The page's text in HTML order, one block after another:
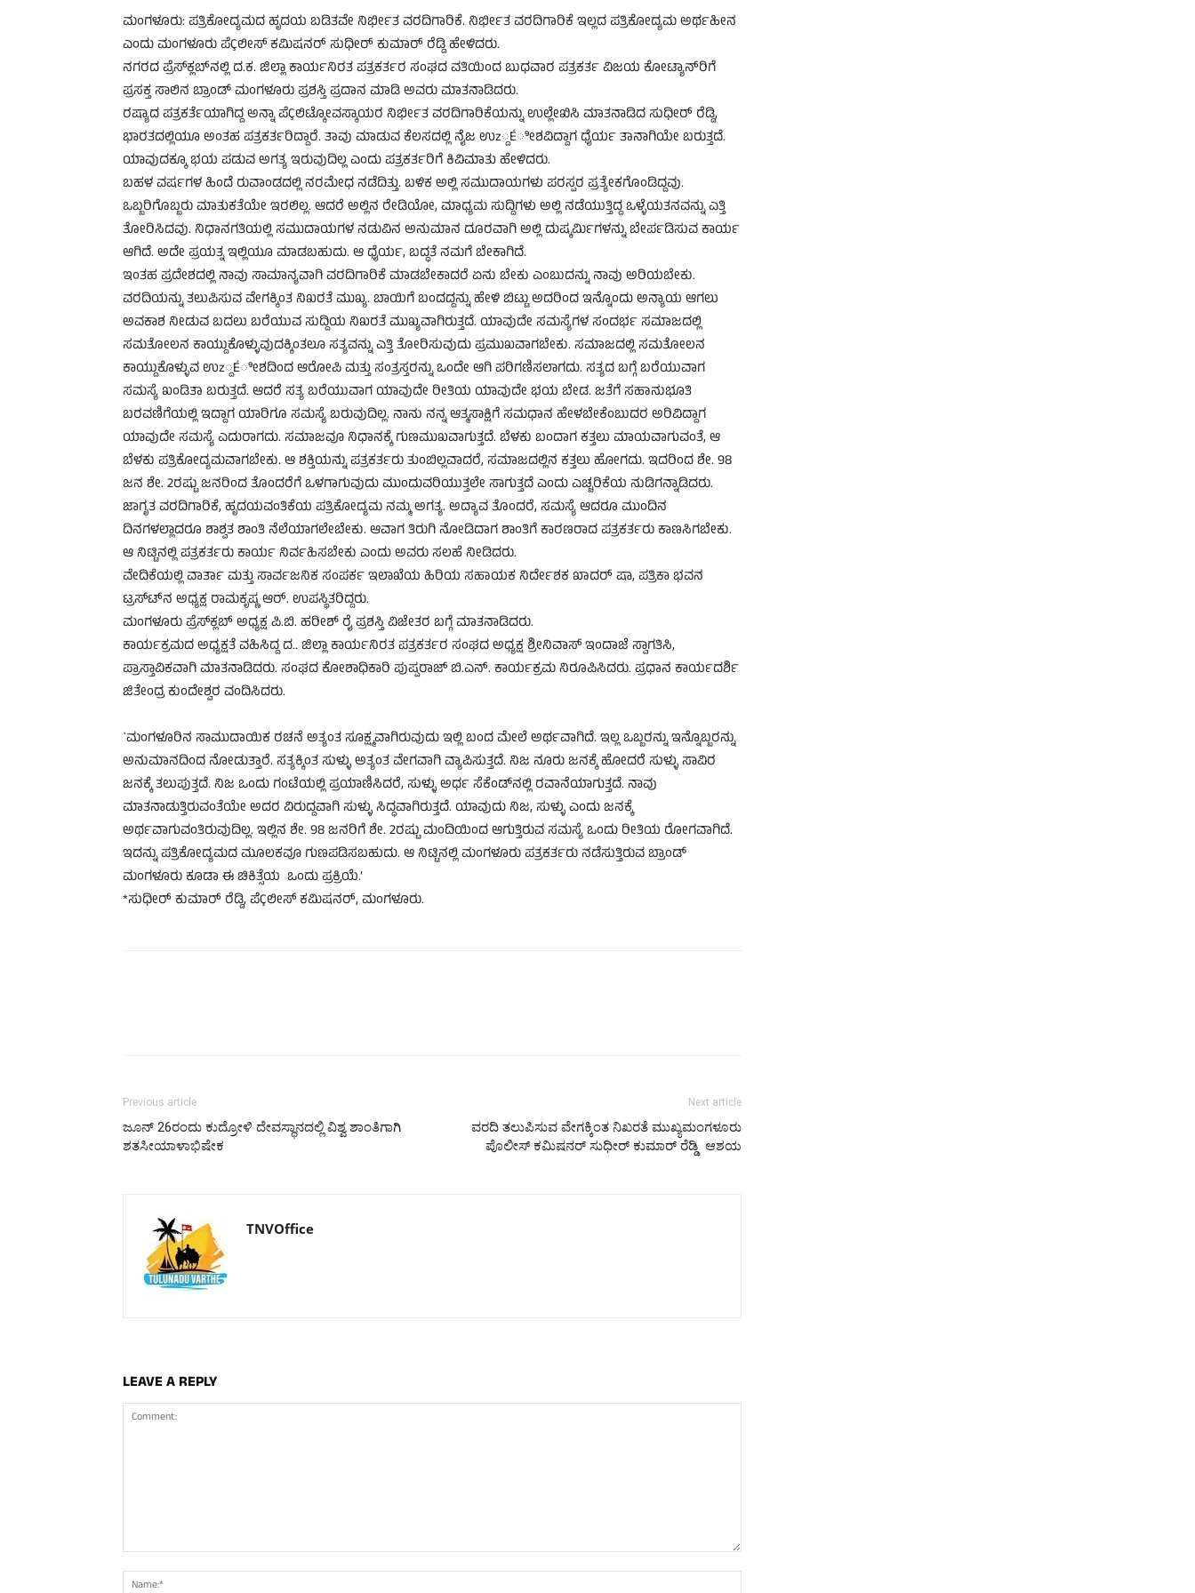
ಮಂಗಳೂರು: ಪತ್ರಿಕೋದ್ಯಮದ ಹೃದಯ ಬಡಿತವೇ ನಿರ್ಭೀತ ವರದಿಗಾರಿಕೆ. ನಿರ್ಭೀತ ವರದಿಗಾರಿಕೆ ಇಲ್ಲದ ಪತ್ರಿಕೋದ್ಯಮ ಅರ್ಥಹೀನ
ಎಂದು ಮಂಗಳೂರು ಪೆÇಲೀಸ್ ಕಮಿಷನರ್ ಸುಧೀರ್ ಕುಮಾರ್ ರೆಡ್ಡಿ ಹೇಳಿದರು.
ನಗರದ ಪ್ರೆಸ್‍ಕ್ಲಬ್‍ನಲ್ಲಿ ದ.ಕ. ಜಿಲ್ಲಾ ಕಾರ್ಯನಿರತ ಪತ್ರಕರ್ತರ ಸಂಘದ ವತಿಯಿಂದ ಬುಧವಾರ ಪತ್ರಕರ್ತ ವಿಜಯ ಕೋಟ್ಯಾನ್‍ರಿಗೆ
ಪ್ರಸಕ್ತ ಸಾಲಿನ ಬ್ರಾಂಡ್ ಮಂಗಳೂರು ಪ್ರಶಸ್ತಿ ಪ್ರದಾನ ಮಾಡಿ ಅವರು ಮಾತನಾಡಿದರು.
ರಷ್ಯಾದ ಪತ್ರಕರ್ತೆಯಾಗಿದ್ದ ಅನ್ನಾ ಪೆÇಲಿಟ್ಕೋವಸ್ಕಾಯರ ನಿರ್ಭೀತ ವರದಿಗಾರಿಕೆಯನ್ನು ಉಲ್ಲೇಖಿಸಿ ಮಾತನಾಡಿದ ಸುಧೀರ್ ರೆಡ್ಡಿ,
ಭಾರತದಲ್ಲಿಯೂ ಅಂತಹ ಪತ್ರಕರ್ತರಿದ್ದಾರೆ. ತಾವು ಮಾಡುವ ಕೆಲಸದಲ್ಲಿ ನೈಜ ಉz್ದÉೀಶವಿದ್ದಾಗ ಧೈರ್ಯ ತಾನಾಗಿಯೇ ಬರುತ್ತದೆ.
ಯಾವುದಕ್ಕೂ ಭಯ ಪಡುವ ಅಗತ್ಯ ಇರುವುದಿಲ್ಲ ಎಂದು ಪತ್ರಕರ್ತರಿಗೆ ಕಿವಿಮಾತು ಹೇಳಿದರು.
ಬಹಳ ವರ್ಷಗಳ ಹಿಂದೆ ರುವಾಂಡದಲ್ಲಿ ನರಮೇಧ ನಡೆದಿತ್ತು. ಬಳಿಕ ಅಲ್ಲಿ ಸಮುದಾಯಗಳು ಪರಸ್ಪರ ಪ್ರತ್ಯೇಕಗೊಂಡಿದ್ದವು.
ಒಬ್ಬರಿಗೊಬ್ಬರು ಮಾತುಕತೆಯೇ ಇರಲಿಲ್ಲ. ಆದರೆ ಅಲ್ಲಿನ ರೇಡಿಯೋ, ಮಾಧ್ಯಮ ಸುದ್ದಿಗಳು ಅಲ್ಲಿ ನಡೆಯುತ್ತಿದ್ದ ಒಳ್ಳೆಯತನವನ್ನು ಎತ್ತಿ
ತೋರಿಸಿದವು. ನಿಧಾನಗತಿಯಲ್ಲಿ ಸಮುದಾಯಗಳ ನಡುವಿನ ಅನುಮಾನ ದೂರವಾಗಿ ಅಲ್ಲಿ ದುಷ್ಕರ್ಮಿಗಳನ್ನು ಬೇರ್ಪಡಿಸುವ ಕಾರ್ಯ
ಆಗಿದೆ. ಅದೇ ಪ್ರಯತ್ನ ಇಲ್ಲಿಯೂ ಮಾಡಬಹುದು. ಆ ಧೈರ್ಯ, ಬದ್ಧತೆ ನಮಗೆ ಬೇಕಾಗಿದೆ.
ಇಂತಹ ಪ್ರದೇಶದಲ್ಲಿ ನಾವು ಸಾಮಾನ್ಯವಾಗಿ ವರದಿಗಾರಿಕೆ ಮಾಡಬೇಕಾದರೆ ಏನು ಬೇಕು ಎಂಬುದನ್ನು ನಾವು ಅರಿಯಬೇಕು.
ವರದಿಯನ್ನು ತಲುಪಿಸುವ ವೇಗಕ್ಕಿಂತ ನಿಖರತೆ ಮುಖ್ಯ. ಬಾಯಿಗೆ ಬಂದದ್ದನ್ನು ಹೇಳಿ ಬಿಟ್ಟು ಅದರಿಂದ ಇನ್ನೊಂದು ಅನ್ಯಾಯ ಆಗಲು
ಅವಕಾಶ ನೀಡುವ ಬದಲು ಬರೆಯುವ ಸುದ್ದಿಯ ನಿಖರತೆ ಮುಖ್ಯವಾಗಿರುತ್ತದೆ. ಯಾವುದೇ ಸಮಸ್ಯೆಗಳ ಸಂದರ್ಭ ಸಮಾಜದಲ್ಲಿ
ಸಮತೋಲನ ಕಾಯ್ದುಕೊಳ್ಳುವುದಕ್ಕಿಂತಲೂ ಸತ್ಯವನ್ನು ಎತ್ತಿ ತೋರಿಸುವುದು ಪ್ರಮುಖವಾಗಬೇಕು. ಸಮಾಜದಲ್ಲಿ ಸಮತೋಲನ
ಕಾಯ್ದುಕೊಳ್ಳುವ ಉz್ದÉೀಶದಿಂದ ಆರೋಪಿ ಮತ್ತು ಸಂತ್ರಸ್ತರನ್ನು ಒಂದೇ ಆಗಿ ಪರಿಗಣಿಸಲಾಗದು. ಸತ್ಯದ ಬಗ್ಗೆ ಬರೆಯುವಾಗ
ಸಮಸ್ಯೆ ಖಂಡಿತಾ ಬರುತ್ತದೆ. ಆದರೆ ಸತ್ಯ ಬರೆಯುವಾಗ ಯಾವುದೇ ರೀತಿಯ ಯಾವುದೇ ಭಯ ಬೇಡ. ಜತೆಗೆ ಸಹಾನುಭೂತಿ
ಬರವಣಿಗೆಯಲ್ಲಿ ಇದ್ದಾಗ ಯಾರಿಗೂ ಸಮಸ್ಯೆ ಬರುವುದಿಲ್ಲ. ನಾನು ನನ್ನ ಆತ್ಮಸಾಕ್ಷಿಗೆ ಸಮಧಾನ ಹೇಳಬೇಕೆಂಬುದರ ಅರಿವಿದ್ದಾಗ
ಯಾವುದೇ ಸಮಸ್ಯೆ ಎದುರಾಗದು. ಸಮಾಜವೂ ನಿಧಾನಕ್ಕೆ ಗುಣಮುಖವಾಗುತ್ತದೆ. ಬೆಳಕು ಬಂದಾಗ ಕತ್ತಲು ಮಾಯವಾಗುವಂತೆ, ಆ
ಬೆಳಕು ಪತ್ರಿಕೋದ್ಯಮವಾಗಬೇಕು. ಆ ಶಕ್ತಿಯನ್ನು ಪತ್ರಕರ್ತರು ತುಂಬಿಲ್ಲವಾದರೆ, ಸಮಾಜದಲ್ಲಿನ ಕತ್ತಲು ಹೋಗದು. ಇದರಿಂದ ಶೇ. 98
ಜನ ಶೇ. 2ರಷ್ಟು ಜನರಿಂದ ತೊಂದರೆಗೆ ಒಳಗಾಗುವುದು ಮುಂದುವರಿಯುತ್ತಲೇ ಸಾಗುತ್ತದೆ ಎಂದು ಎಚ್ಚರಿಕೆಯ ನುಡಿಗನ್ನಾಡಿದರು.
ಜಾಗೃತ ವರದಿಗಾರಿಕೆ, ಹೃದಯವಂತಿಕೆಯ ಪತ್ರಿಕೋದ್ಯಮ ನಮ್ಮ ಅಗತ್ಯ. ಅದ್ಯಾವ ತೊಂದರೆ, ಸಮಸ್ಯೆ ಆದರೂ ಮುಂದಿನ
ದಿನಗಳಲ್ಲಾದರೂ ಶಾಶ್ವತ ಶಾಂತಿ ನೆಲೆಯಾಗಲೇಬೇಕು. ಆವಾಗ ತಿರುಗಿ ನೋಡಿದಾಗ ಶಾಂತಿಗೆ ಕಾರಣರಾದ ಪತ್ರಕರ್ತರು ಕಾಣಸಿಗಬೇಕು.
ಆ ನಿಟ್ಟಿನಲ್ಲಿ ಪತ್ರಕರ್ತರು ಕಾರ್ಯ ನಿರ್ವಹಿಸಬೇಕು ಎಂದು ಅವರು ಸಲಹೆ ನೀಡಿದರು.
ವೇದಿಕೆಯಲ್ಲಿ ವಾರ್ತಾ ಮತ್ತು ಸಾರ್ವಜನಿಕ ಸಂಪರ್ಕ ಇಲಾಖೆಯ ಹಿರಿಯ ಸಹಾಯಕ ನಿರ್ದೇಶಕ ಖಾದರ್ ಷಾ, ಪತ್ರಿಕಾ ಭವನ
ಟ್ರಸ್ಟ್‍ನ ಅಧ್ಯಕ್ಷ ರಾಮಕೃಷ್ಣ ಆರ್. ಉಪಸ್ಥಿತರಿದ್ದರು.
ಮಂಗಳೂರು ಪ್ರೆಸ್‍ಕ್ಲಬ್ ಅಧ್ಯಕ್ಷ ಪಿ.ಬಿ. ಹರೀಶ್ ರೈ ಪ್ರಶಸ್ತಿ ವಿಜೇತರ ಬಗ್ಗೆ ಮಾತನಾಡಿದರು.
ಕಾರ್ಯಕ್ರಮದ ಅಧ್ಯಕ್ಷತೆ ವಹಿಸಿದ್ದ ದ.. ಜಿಲ್ಲಾ ಕಾರ್ಯನಿರತ ಪತ್ರಕರ್ತರ ಸಂಘದ ಅಧ್ಯಕ್ಷ ಶ್ರೀನಿವಾಸ್ ಇಂದಾಜೆ ಸ್ವಾಗತಿಸಿ,
ಪ್ರಾಸ್ತಾವಿಕವಾಗಿ ಮಾತನಾಡಿದರು. ಸಂಘದ ಕೋಶಾಧಿಕಾರಿ ಪುಷ್ಪರಾಜ್ ಬಿ.ಎನ್. ಕಾರ್ಯಕ್ರಮ ನಿರೂಪಿಸಿದರು. ಪ್ರಧಾನ ಕಾರ್ಯದರ್ಶಿ
ಜಿತೇಂದ್ರ ಕುಂದೇಶ್ವರ ವಂದಿಸಿದರು.
`ಮಂಗಳೂರಿನ ಸಾಮುದಾಯಿಕ ರಚನೆ ಅತ್ಯಂತ ಸೂಕ್ಷ್ಮವಾಗಿರುವುದು ಇಲ್ಲಿ ಬಂದ ಮೇಲೆ ಅರ್ಥವಾಗಿದೆ. ಇಲ್ಲ ಒಬ್ಬರನ್ನು ಇನ್ನೊಬ್ಬರನ್ನು
ಅನುಮಾನದಿಂದ ನೋಡುತ್ತಾರೆ. ಸತ್ಯಕ್ಕಿಂತ ಸುಳ್ಳು ಅತ್ಯಂತ ವೇಗವಾಗಿ ವ್ಯಾಪಿಸುತ್ತದೆ. ನಿಜ ನೂರು ಜನಕ್ಕೆ ಹೋದರೆ ಸುಳ್ಳು ಸಾವಿರ
ಜನಕ್ಕೆ ತಲುಪುತ್ತದೆ. ನಿಜ ಒಂದು ಗಂಟೆಯಲ್ಲಿ ಪ್ರಯಾಣಿಸಿದರೆ, ಸುಳ್ಳು ಅರ್ಧ ಸೆಕೆಂಡ್‍ನಲ್ಲಿ ರವಾನೆಯಾಗುತ್ತದೆ. ನಾವು
ಮಾತನಾಡುತ್ತಿರುವಂತೆಯೇ ಅದರ ವಿರುದ್ದವಾಗಿ ಸುಳ್ಳು ಸಿದ್ಧವಾಗಿರುತ್ತದೆ. ಯಾವುದು ನಿಜ, ಸುಳ್ಳು ಎಂದು ಜನಕ್ಕೆ
ಅರ್ಥವಾಗುವಂತಿರುವುದಿಲ್ಲ. ಇಲ್ಲಿನ ಶೇ. 98 ಜನರಿಗೆ ಶೇ. 2ರಷ್ಟು ಮಂದಿಯಿಂದ ಆಗುತ್ತಿರುವ ಸಮಸ್ಯೆ ಒಂದು ರೀತಿಯ ರೋಗವಾಗಿದೆ.
ಇದನ್ನು ಪತ್ರಿಕೋದ್ಯಮದ ಮೂಲಕವೂ ಗುಣಪಡಿಸಬಹುದು. ಆ ನಿಟ್ಟಿನಲ್ಲಿ ಮಂಗಳೂರು ಪತ್ರಕರ್ತರು ನಡೆಸುತ್ತಿರುವ ಬ್ರಾಂಡ್
ಮಂಗಳೂರು ಕೂಡಾ ಈ ಚಿಕಿತ್ಸೆಯ ಒಂದು ಪ್ರಕ್ರಿಯೆ.’
*ಸುಧೀರ್ ಕುಮಾರ್ ರೆಡ್ಡಿ, ಪೆÇಲೀಸ್ ಕಮಿಷನರ್, ಮಂಗಳೂರು.
Previous article
ಜೂನ್ 26ರಂದು ಕುದ್ರೋಳಿ ದೇವಸ್ಥಾನದಲ್ಲಿ ವಿಶ್ವ ಶಾಂತಿಗಾಗಿ
ಶತಸೀಯಾಳಾಭಿಷೇಕ
Next article
ವರದಿ ತಲುಪಿಸುವ ವೇಗಕ್ಕಿಂತ ನಿಖರತೆ ಮುಖ್ಯಮಂಗಳೂರು
ಪೊಲೀಸ್ ಕಮಿಷನರ್ ಸುಧೀರ್ ಕುಮಾರ್ ರೆಡ್ಡಿ ಆಶಯ
TNVOffice
LEAVE A REPLY